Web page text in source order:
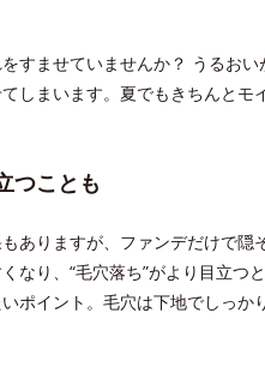
すませていませんか？ うるお
しまいます。夏でもきちんとモ
つことも
ありますが、ファンデだけで隠
なり、“毛穴落ち”がより目立つ
ポイント。毛穴は下地でしっか